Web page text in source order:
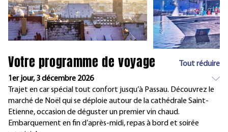
Votre programme de voyage
Tout réduire
1er jour, 3 décembre 2026
Trajet en car spécial tout confort jusqu’à Passau. Découvrez le
marché de Noël qui se déploie autour de la cathédrale Saint-
Etienne, occasion de déguster un premier vin chaud.
Embarquement en fin d’après-midi, repas à bord et soirée